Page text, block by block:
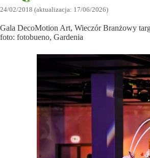
24/02/2018 (aktualizacja: 17/06/2026)
Gala DecoMotion Art, Wieczór Branżowy
foto: fotobueno, Gardenia